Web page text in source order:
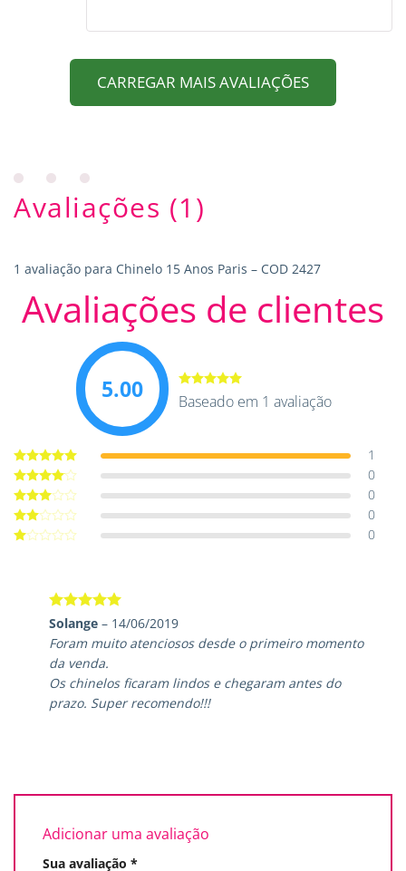
CARREGAR MAIS AVALIAÇÕES
Avaliações (1)
1 avaliação para Chinelo 15 Anos Paris – COD 2427
Avaliações de clientes
5.00
Avaliação
5.00de 5
Baseado em 1 avaliação
Avaliação5
de 5
1
Avaliação
4de 5
0
Avaliação
3de 5
0
Avaliação
0
0
Avaliação5
Solange– 14/06/2019
Foram muito atenciosos desde o primeiro momento
da venda.
Os chinelos ficaram lindos e chegaram antes do
prazo. Super recomendo!!!
Adicionar uma avaliação
Sua avaliação *